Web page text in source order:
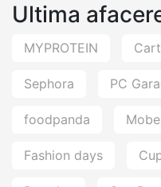
Ultima
MYPROTEIN
Sephora PC
foodpanda
Fashion days